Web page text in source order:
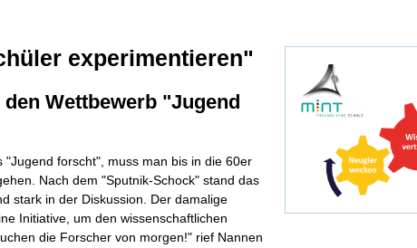
experimentieren"
Wettbewerb "Jugend
forscht", muss man bis in die 60er
Nach dem "Sputnik-Schock" stand das
stark in der Diskussion. Der damalige
Initiative, um den wissenschaftlichen
die Forscher von morgen!" rief Nannen